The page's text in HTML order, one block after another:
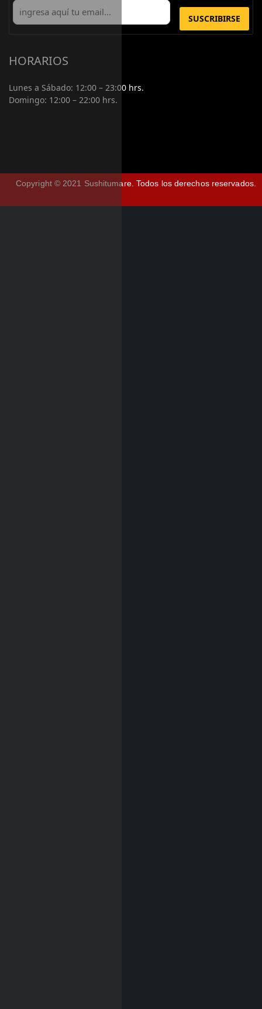
HORARIOS
Lunes a Sábado: 12:00 – 23:00 hrs.
Domingo: 12:00 – 22:00 hrs.
SUSCRIBIRSE
Copyright © 2021 Sushitumare. Todos los derechos reservados.